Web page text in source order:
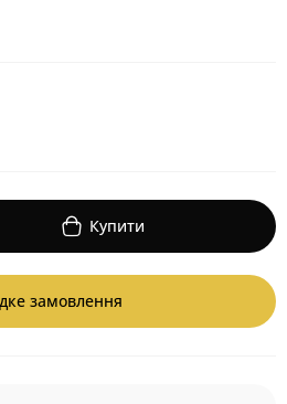
Купити
замовлення